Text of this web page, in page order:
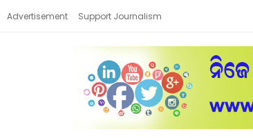
Advertisement Support Journalism